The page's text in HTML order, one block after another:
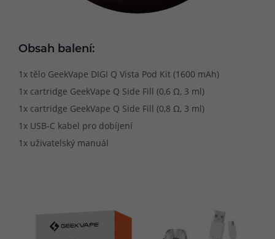
Obsah balení:
1x tělo GeekVape DIGI Q Vista Pod Kit (1600 mAh)
1x cartridge GeekVape Q Side Fill (0,6 Ω, 3 ml)
1x cartridge GeekVape Q Side Fill (0,8 Ω, 3 ml)
1x USB-C kabel pro dobíjení
1x uživatelský manuál